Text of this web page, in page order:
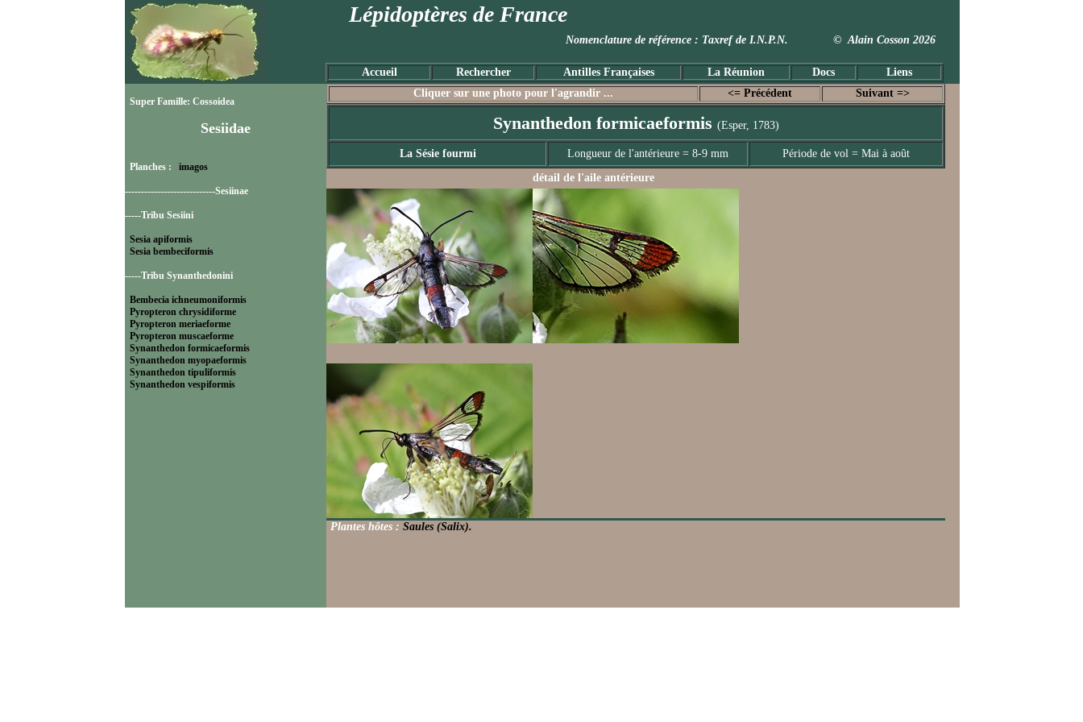
Lépidoptères de France
Nomenclature de référence : Taxref de I.N.P.N. © Alain Cosson 2026
Accueil Rechercher Antilles Françaises La Réunion Docs Liens
Super Famille: Cossoidea
Sesiidae
Planches : imagos
----------------------------Sesiinae
-----Tribu Sesiini
Sesia apiformis
Sesia bembeciformis
-----Tribu Synanthedonini
Bembecia ichneumoniformis
Pyropteron chrysidiforme
Pyropteron meriaeforme
Pyropteron muscaeforme
Synanthedon formicaeformis
Synanthedon myopaeformis
Synanthedon tipuliformis
Synanthedon vespiformis
Cliquer sur une photo pour l'agrandir ... <= Précédent Suivant =>
Synanthedon formicaeformis (Esper, 1783)
La Sésie fourmi Longueur de l'antérieure = 8-9 mm
Période de vol = Mai à août
détail de l'aile antérieure
Plantes hôtes : Saules (Salix).